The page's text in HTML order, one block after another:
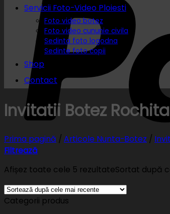
Servicii Foto-Video Ploiesti
Foto video botez
Foto video cununie civila
Sedinta foto logodna
Sedinte foto copii
Shop
Contact
Invitatii Botez Rochita
Prima pagină / Articole Nunta-Botez /
Filtrează
Afișez toate cele 5 rezultateSortat după
Categorii produs